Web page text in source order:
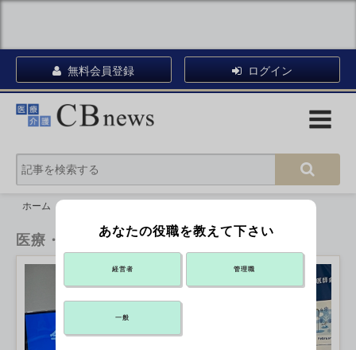
無料会員登録 ログイン
ホーム
医療・看護
あなたの役職を教えて下さい
経営者 管理職
一般